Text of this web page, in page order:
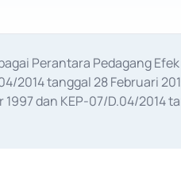
Perantara Pedagang
2014 tanggal 28 Februari
dan KEP-07/D.04/